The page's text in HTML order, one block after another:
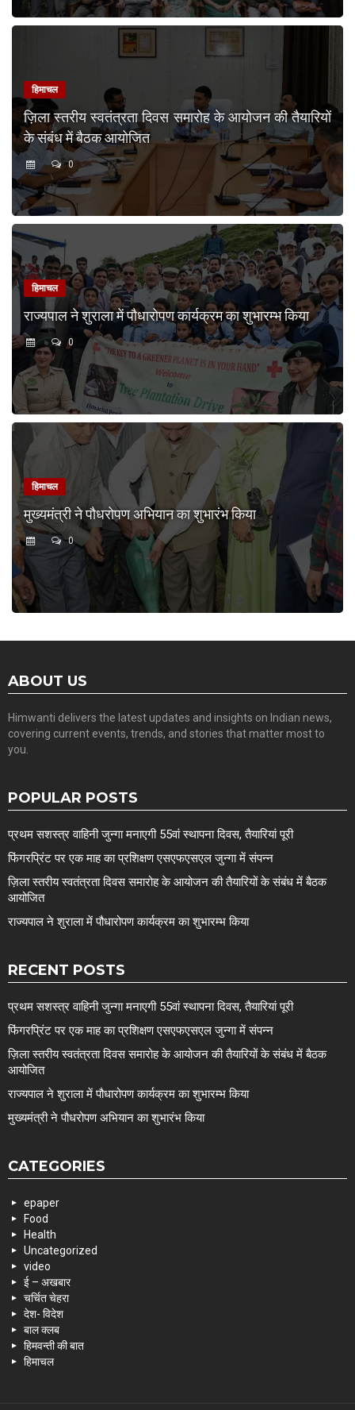
हिमाचल
ज़िला स्तरीय स्वतंत्रता दिवस समारोह के आयोजन की तैयारियों
के संबंध में बैठक आयोजित
0
हिमाचल
राज्यपाल ने शुराला में पौधारोपण कार्यक्रम का शुभारम्भ किया
0
हिमाचल
मुख्यमंत्री ने पौधरोपण अभियान का शुभारंभ किया
0
ABOUT US
Himwanti delivers the latest updates and insights on Indian news,
covering current events, trends, and stories that matter most to
you.
POPULAR POSTS
प्रथम सशस्त्र वाहिनी जुन्गा मनाएगी 55वां स्थापना दिवस, तैयारियां पूरी
फिंगरप्रिंट पर एक माह का प्रशिक्षण एसएफएसएल जुन्गा में संपन्न
ज़िला स्तरीय स्वतंत्रता दिवस समारोह के आयोजन की तैयारियों के संबंध में बैठक
आयोजित
राज्यपाल ने शुराला में पौधारोपण कार्यक्रम का शुभारम्भ किया
RECENT POSTS
प्रथम सशस्त्र वाहिनी जुन्गा मनाएगी 55वां स्थापना दिवस, तैयारियां पूरी
फिंगरप्रिंट पर एक माह का प्रशिक्षण एसएफएसएल जुन्गा में संपन्न
ज़िला स्तरीय स्वतंत्रता दिवस समारोह के आयोजन की तैयारियों के संबंध में बैठक
आयोजित
राज्यपाल ने शुराला में पौधारोपण कार्यक्रम का शुभारम्भ किया
मुख्यमंत्री ने पौधरोपण अभियान का शुभारंभ किया
CATEGORIES
epaper
Food
Health
Uncategorized
video
ई – अखबार
चर्चित चेहरा
देश- विदेश
बाल क्लब
हिमवन्ती की बात
हिमाचल